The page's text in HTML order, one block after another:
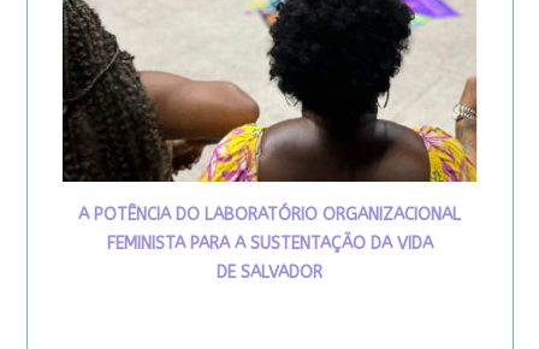
A POTÊNCIA DO LABORATÓRIO ORGANIZACIONAL
FEMINISTA PARA A SUSTENTAÇÃO DA VIDA
DE SALVADOR